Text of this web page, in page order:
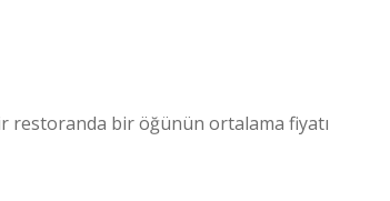
restoranda bir öğünün ortalama fiyatı